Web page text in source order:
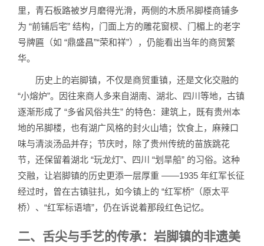
里，青石板路被岁月磨得光滑，两侧的木质吊脚楼商铺多
为 “前铺后宅” 结构，门面上方的雕花窗棂、门楣上的老字
号牌匾（如 “鼎盛昌”“荣和祥”），仍能看出当年的商贸繁
华。
历史上的岩脚镇，不仅是商贸重镇，还是文化交融的
“小熔炉”。因往来商人多来自湖南、湖北、四川等地，古镇
逐渐形成了 “多省风俗共生” 的特色：建筑上，既有贵州本
地的吊脚楼，也有湖广风格的封火山墙；饮食上，麻辣口
味与清淡汤品并存；节庆时，除了贵州传统的苗族跳花
节，还保留着湖北 “玩龙灯”、四川 “划旱船” 的习俗。这种
交融，让岩脚镇的历史更添一层厚重 ——1935 年红军长征
经过时，曾在古镇驻扎，如今镇上的 “红军桥”（原太平
桥）、“红军标语墙”，仍在诉说着那段红色记忆。
二、舌尖与手艺的传承：岩脚镇的非遗美